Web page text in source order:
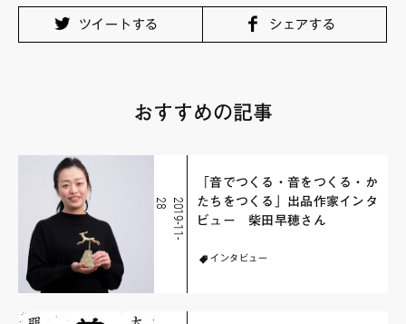
ツイートする シェアする
おすすめの記事
2
0
1
9
-
1
1
-
2
8
「音でつくる・音をつくる・か
たちをつくる」出品作家インタ
ビュー 柴田早穂さん
インタビュー